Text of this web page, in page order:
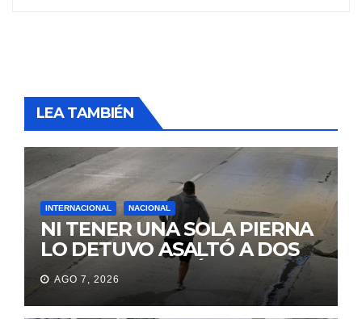
LEA TAMBIÉN
INTERNACIONAL NACIONAL
NI TENER UNA SOLA PIERNA
LO DETUVO ASALTÓ A DOS
MUJERES Y HUYÓ
BRINCANDO.
AGO 7, 2026